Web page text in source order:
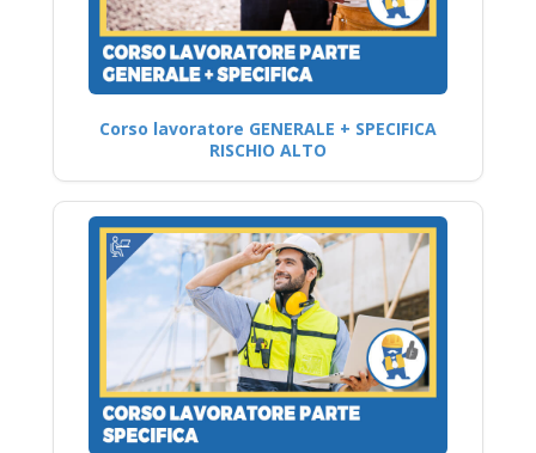
Corso lavoratore GENERALE + SPECIFICA
RISCHIO ALTO